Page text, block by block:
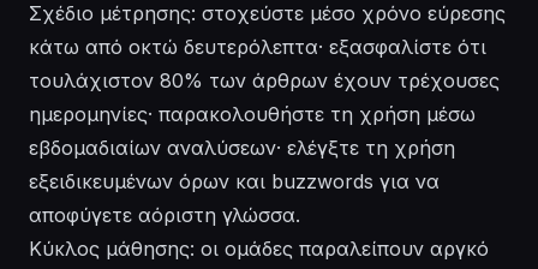
Σχέδιο μέτρησης: στοχεύστε μέσο χρόνο εύρεσης
κάτω από οκτώ δευτερόλεπτα· εξασφαλίστε ότι
τουλάχιστον 80% των άρθρων έχουν τρέχουσες
ημερομηνίες· παρακολουθήστε τη χρήση μέσω
εβδομαδιαίων αναλύσεων· ελέγξτε τη χρήση
εξειδικευμένων όρων και buzzwords για να
αποφύγετε αόριστη γλώσσα.
Κύκλος μάθησης: οι ομάδες παραλείπουν αργκό